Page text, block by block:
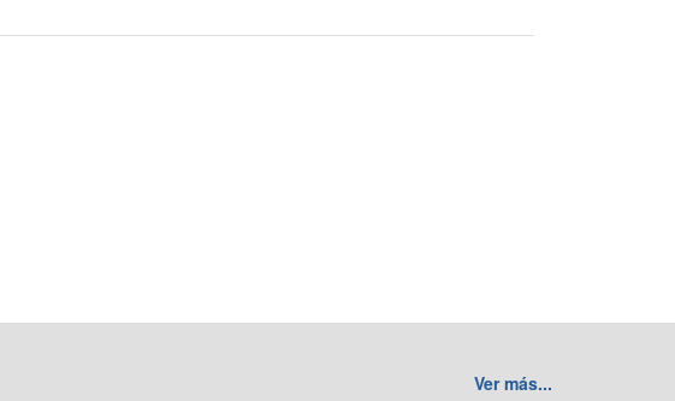
Ver más...